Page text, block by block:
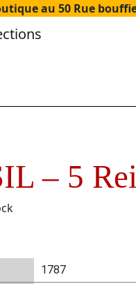
au 50 Rue
– 5
1787